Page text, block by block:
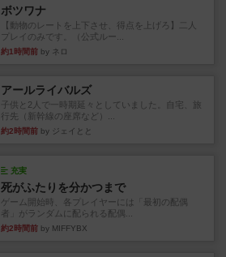
ボツワナ
【動物のレートを上下させ、得点を上げろ】二人
プレイのみです。（公式ルー...
約1時間前 by ネロ
アールライバルズ
子供と2人で一時期延々としていました。自宅、旅
行先（新幹線の座席など）...
約2時間前 by ジェイとと
充実
死がふたりを分かつまで
ゲーム開始時、各プレイヤーには「最初の配偶
者」がランダムに配られる配偶...
約2時間前 by MIFFYBX